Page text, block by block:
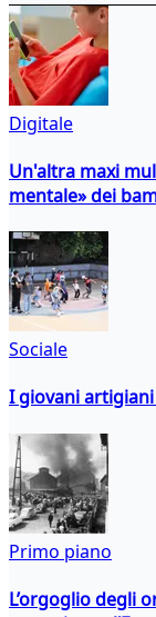
Digitale
Un'altra maxi
mentale» dei
Sociale
I giovani
Primo piano
L’orgoglio degli